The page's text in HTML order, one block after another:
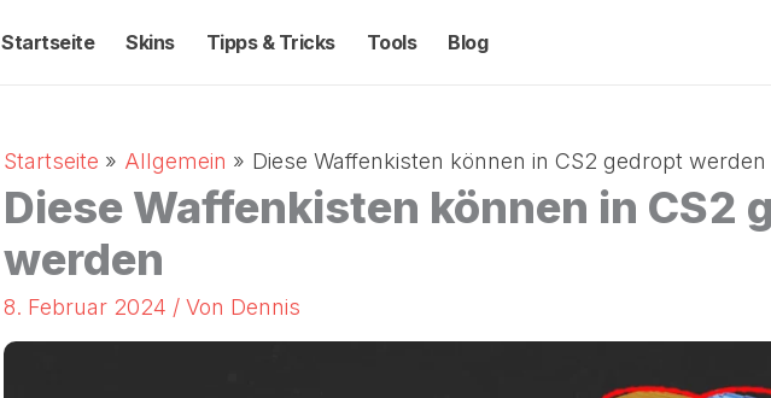
Startseite Skins Tipps & Tricks Tools Blog
Startseite Allgemein Diese Waffenkisten können in CS2 gedropt werden
Diese Waffenkisten können in CS2
werden
8. Februar 2024 / Von Dennis